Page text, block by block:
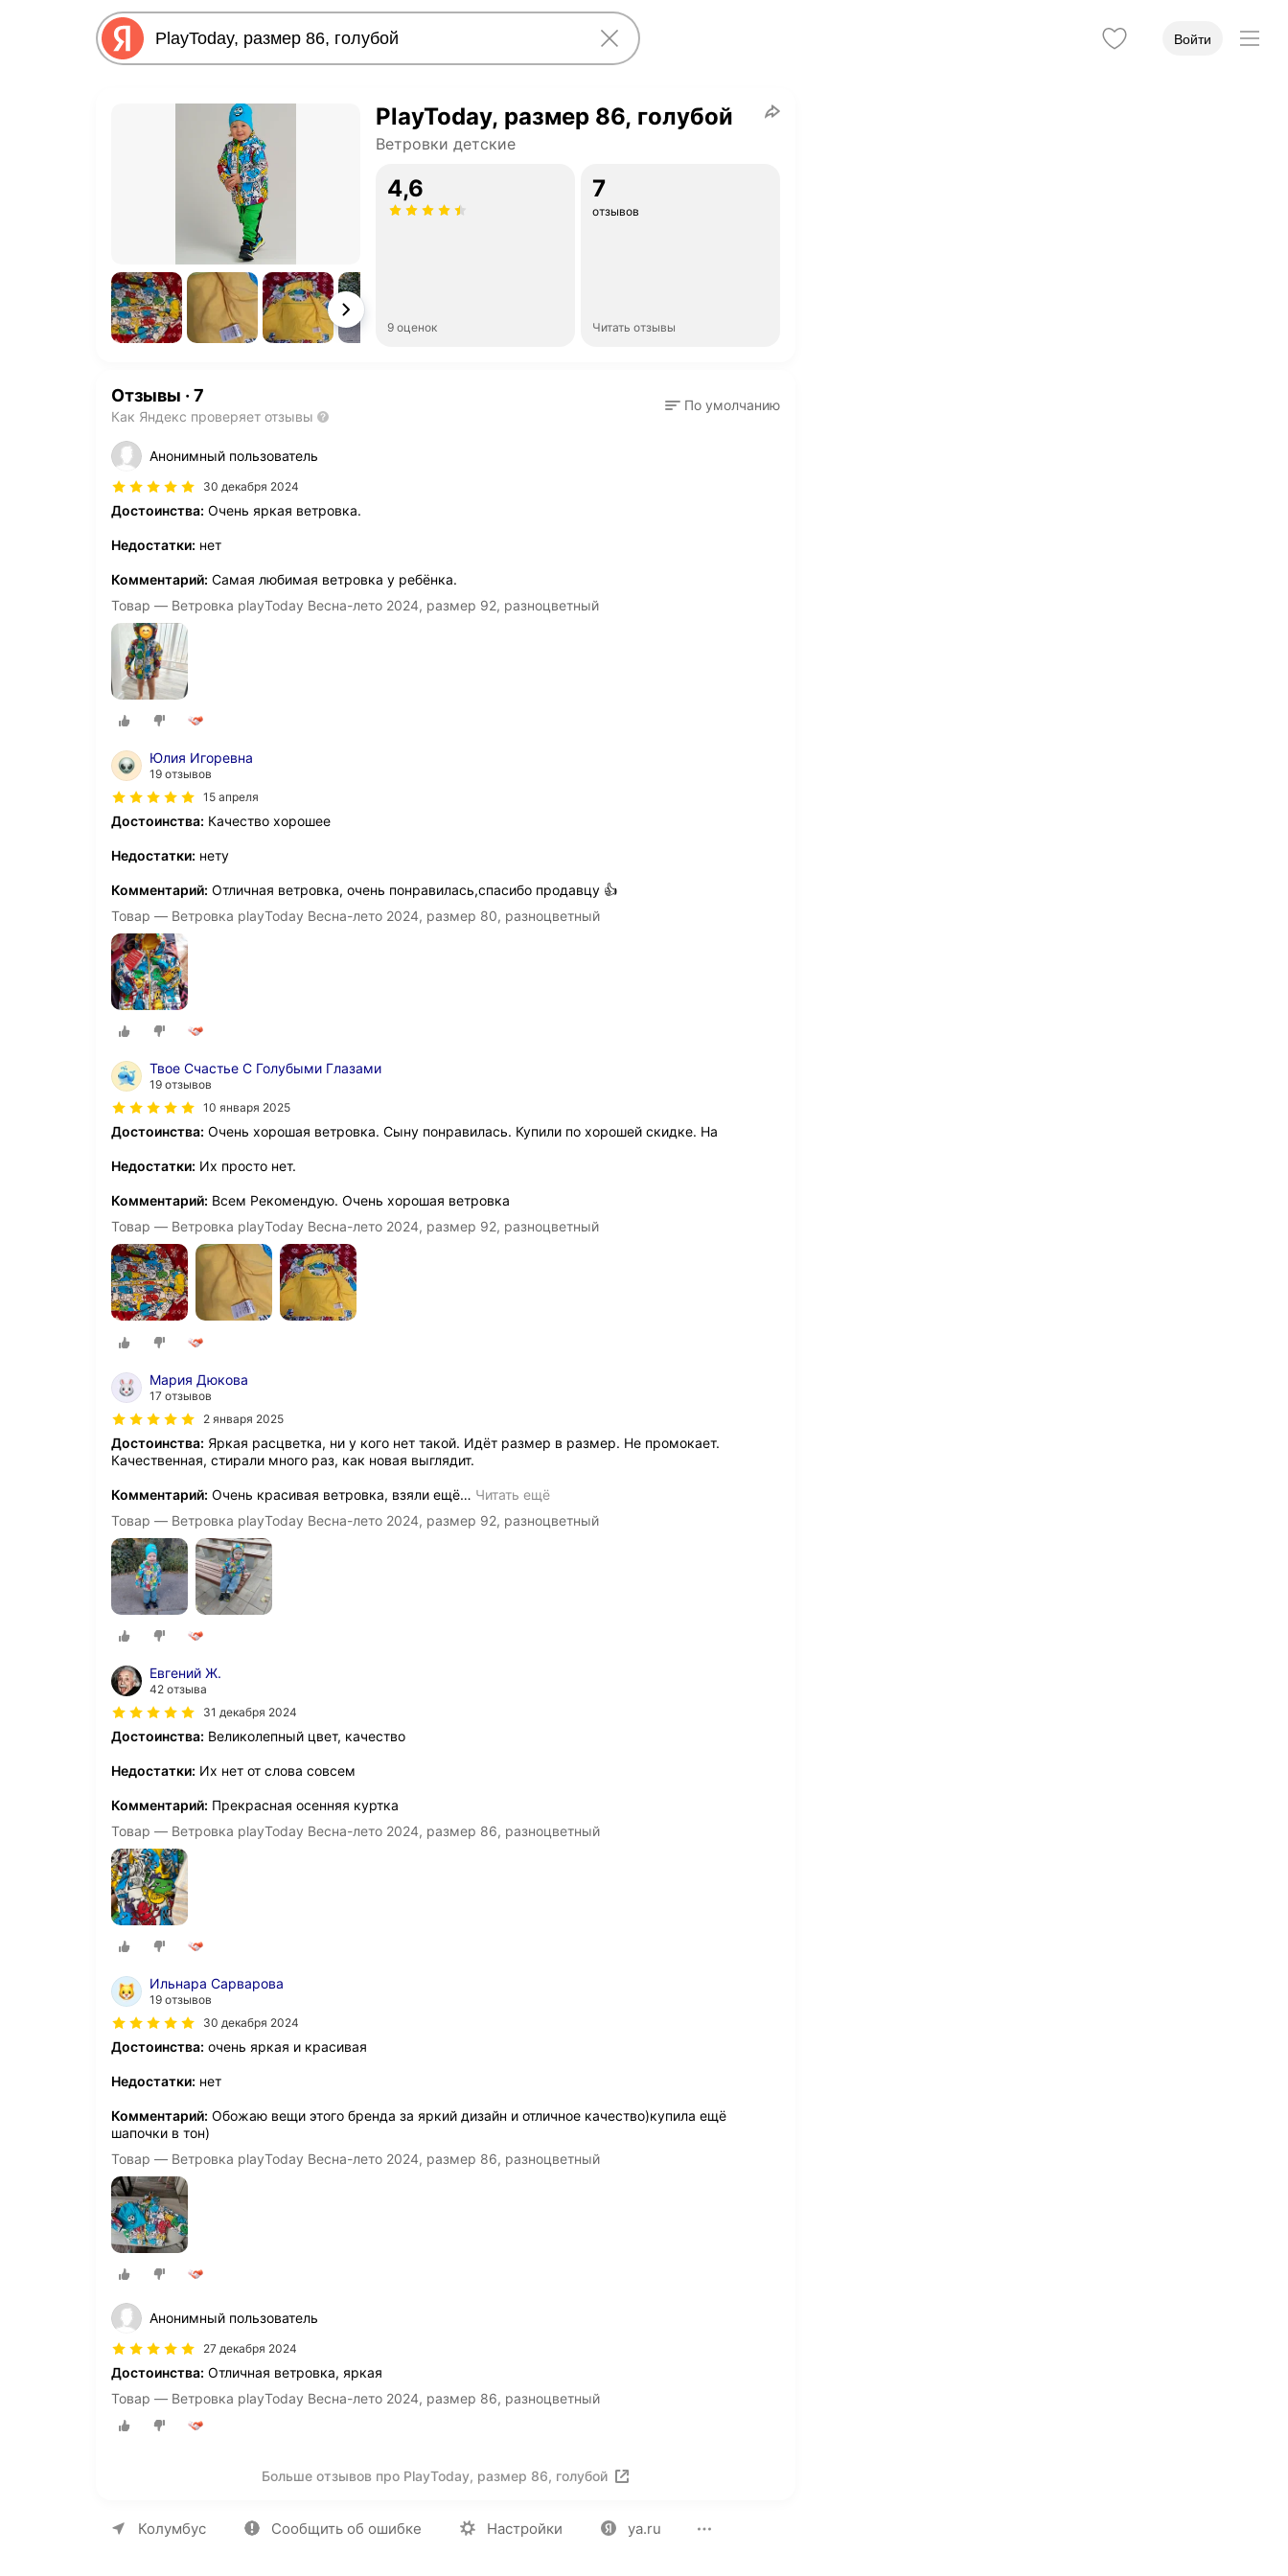
Войти
PlayToday, размер 86, голубой
Ветровки детские
4,6
9 оценок
7
отзывов
Читать отзывы
Отзывы · 7
Как Яндекс проверяет отзывы
По умолчанию
Анонимный пользователь
30 декабря 2024
Достоинства: Очень яркая ветровка.
Недостатки: нет
Комментарий: Самая любимая ветровка у ребёнка.
Товар — Ветровка playToday Весна-лето 2024, размер 92, разноцветный
Юлия Игоревна
19 отзывов
15 апреля
Достоинства: Качество хорошее
Недостатки: нету
Комментарий: Отличная ветровка, очень понравилась,спасибо продавцу 👍
Товар — Ветровка playToday Весна-лето 2024, размер 80, разноцветный
Твое Счастье С Голубыми Глазами
19 отзывов
10 января 2025
Достоинства: Очень хорошая ветровка. Сыну понравилась. Купили по хорошей скидке. На
Недостатки: Их просто нет.
Комментарий: Всем Рекомендую. Очень хорошая ветровка
Товар — Ветровка playToday Весна-лето 2024, размер 92, разноцветный
Мария Дюкова
17 отзывов
2 января 2025
Достоинства: Яркая расцветка, ни у кого нет такой. Идёт размер в размер. Не промокает.
Качественная, стирали много раз, как новая выглядит.
Комментарий: Очень красивая ветровка, взяли ещё… Читать ещё
Товар — Ветровка playToday Весна-лето 2024, размер 92, разноцветный
Евгений Ж.
42 отзыва
31 декабря 2024
Достоинства: Великолепный цвет, качество
Недостатки: Их нет от слова совсем
Комментарий: Прекрасная осенняя куртка
Товар — Ветровка playToday Весна-лето 2024, размер 86, разноцветный
Ильнара Сарварова
19 отзывов
30 декабря 2024
Достоинства: очень яркая и красивая
Недостатки: нет
Комментарий: Обожаю вещи этого бренда за яркий дизайн и отличное качество)купила ещё
шапочки в тон)
Товар — Ветровка playToday Весна-лето 2024, размер 86, разноцветный
Анонимный пользователь
27 декабря 2024
Достоинства: Отличная ветровка, яркая
Товар — Ветровка playToday Весна-лето 2024, размер 86, разноцветный
Больше отзывов про PlayToday, размер 86, голубой
Колумбус Сообщить об ошибке Настройки ya.ru